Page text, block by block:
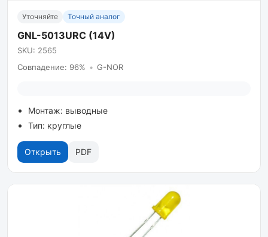
Уточняйте Точный аналог
GNL-5013URC (14V)
SKU: 2565
Совпадение: 96% • G-NOR
Монтаж: выводные
Тип: круглые
Открыть PDF